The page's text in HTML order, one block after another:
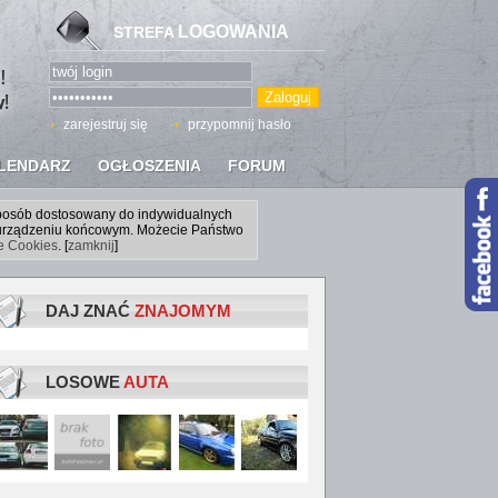
OGŁOSZENIA FORUM
STREFA LOGOWANIA
zarejestruj się przypomnij hasło
dostosowany do indywidualnych
końcowym. Możecie Państwo
Cookies. [zamknij]
DAJ ZNAĆ ZNAJOMYM
LOSOWEAUTA